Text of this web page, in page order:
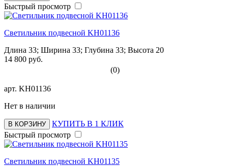
Быстрый просмотр
Светильник подвесной KH01136
Длина 33; Ширина 33; Глубина 33; Высота 20
14 800 руб.
(0)
арт. KH01136
Нет в наличии
В КОРЗИНУ
КУПИТЬ В 1 КЛИК
Быстрый просмотр
Светильник подвесной KH01135